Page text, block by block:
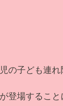
の子ども連
登場すること